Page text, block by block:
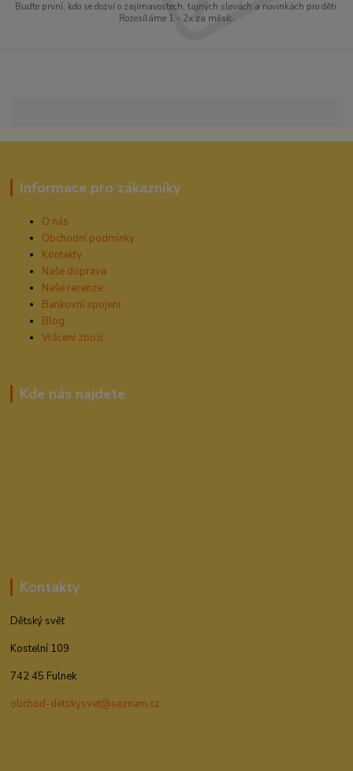
Buďte první, kdo se dozví o zajímavostech, tajných slevách a novinkách pro děti.
Rozesíláme 1 - 2x za měsíc.
Informace pro zákazníky
O nás
Obchodní podmínky
Kontakty
Naše doprava
Naše recenze
Bankovní spojení
Blog
Vrácení zboží
Kde nás najdete
Kontakty
Dětský svět
Kostelní 109
742 45 Fulnek
obchod-detskysvet@seznam.cz